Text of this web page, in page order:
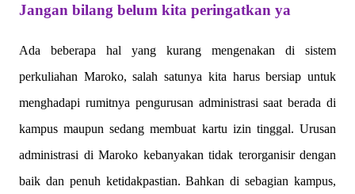
Jangan bilang belum kita peringatkan ya
Ada beberapa hal yang kurang mengenakan di sistem
perkuliahan Maroko, salah satunya kita harus bersiap untuk
menghadapi rumitnya pengurusan administrasi saat berada di
kampus maupun sedang membuat kartu izin tinggal. Urusan
administrasi di Maroko kebanyakan tidak terorganisir dengan
baik dan penuh ketidakpastian. Bahkan di sebagian kampus,